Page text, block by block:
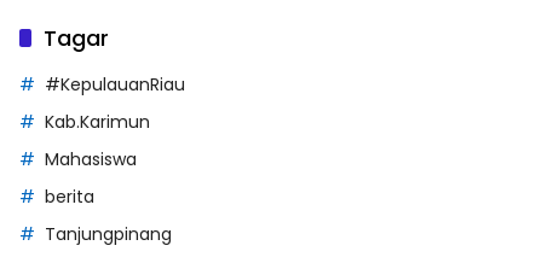
Tagar
#KepulauanRiau
Kab.Karimun
Mahasiswa
berita
Tanjungpinang